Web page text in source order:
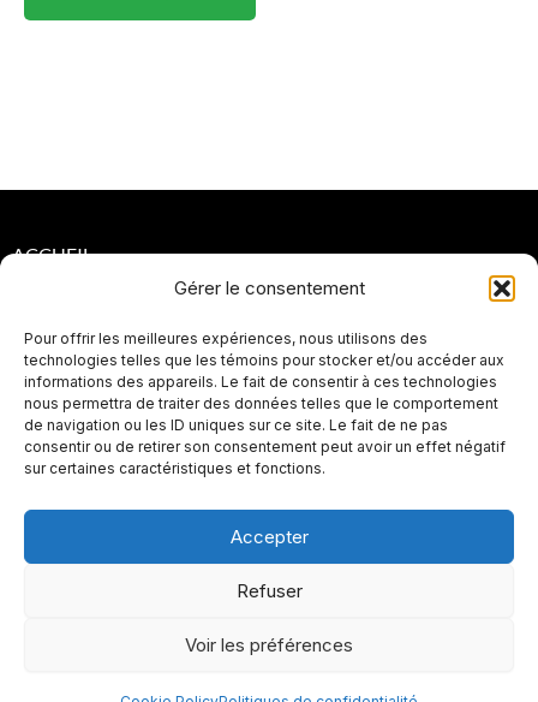
Gérer le consentement
Pour offrir les meilleures expériences, nous utilisons des
technologies telles que les témoins pour stocker et/ou accéder aux
informations des appareils. Le fait de consentir à ces technologies
nous permettra de traiter des données telles que le comportement
de navigation ou les ID uniques sur ce site. Le fait de ne pas
consentir ou de retirer son consentement peut avoir un effet négatif
sur certaines caractéristiques et fonctions.
Accepter
Refuser
Voir les préférences
ACCUEIL
POLITIQUES DE CONFIDENTIALITÉ
POLITIQUES DE RETOUR ET DE REMBOURSEMENT
PLAN DE SITE
SEO